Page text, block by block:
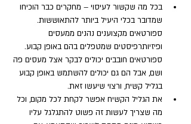
בכל מה שקשור לעיסוי – מחקרים כבר הוכיחו
שמדובר בכלי היעיל ביותר להתאוששות.
ספורטאים מקצוענים נהנים ממעסים
ופיזיותרפיסטים שמטפלים בהם באופן קבוע.
ספורטאים חובבים יכולים לבקר אצל מעסים פה
ושם, אבל הם גם יכולים להשתמש באופן קבוע
בגליל קשיח, ורצוי שיעשו זאת.
את הגליל הקשיח אפשר לקחת לכל מקום, וכל
מה שצריך לעשות זה פשוט להתגלגל עליו